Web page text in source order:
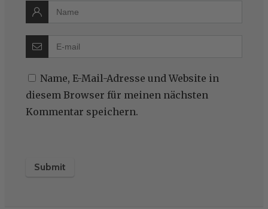
Name, E-Mail-Adresse und Website in
diesem Browser für meinen nächsten
Kommentar speichern.